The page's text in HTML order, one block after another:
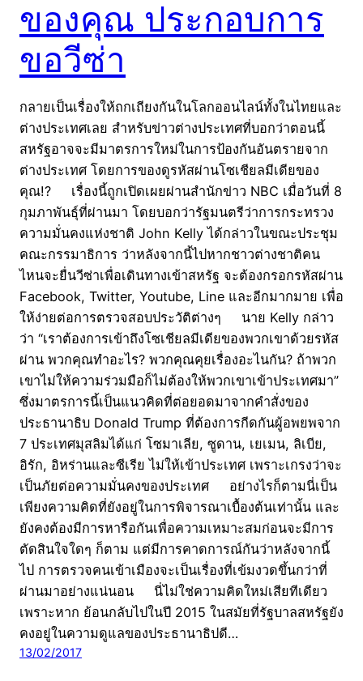
ของคุณ ประกอบการ
ขอวีซ่า
กลายเป็นเรื่องให้ถกเถียงกันในโลกออนไลน์ทั้งในไทยและ
ต่างประเทศเลย สำหรับข่าวต่างประเทศที่บอกว่าตอนนี้
สหรัฐอาจจะมีมาตรการใหม่ในการป้องกันอันตรายจาก
ต่างประเทศ โดยการของดูรหัสผ่านโซเชียลมีเดียของ
คุณ!? เรื่องนี้ถูกเปิดเผยผ่านสำนักข่าว NBC เมื่อวันที่ 8
กุมภาพันธุ์ที่ผ่านมา โดยบอกว่ารัฐมนตรีว่าการกระทรวง
ความมั่นคงแห่งชาติ John Kelly ได้กล่าวในขณะประชุม
คณะกรรมาธิการ ว่าหลังจากนี้ไปหากชาวต่างชาติคน
ไหนจะยื่นวีซ่าเพื่อเดินทางเข้าสหรัฐ จะต้องกรอกรหัสผ่าน
Facebook, Twitter, Youtube, Line และอีกมากมาย เพื่อ
ให้ง่ายต่อการตรวจสอบประวัติต่างๆ นาย Kelly กล่าว
ว่า “เราต้องการเข้าถึงโซเชียลมีเดียของพวกเขาด้วยรหัส
ผ่าน พวกคุณทำอะไร? พวกคุณคุยเรื่องอะไนกัน? ถ้าพวก
เขาไม่ให้ความร่วมมือก็ไม่ต้องให้พวกเขาเข้าประเทศมา”
ซึ่งมาตรการนี้เป็นแนวคิดที่ต่อยอดมาจากคำสั่งของ
ประธานาธิบ Donald Trump ที่ต้องการกีดกันผู้อพยพจาก
7 ประเทศมุสลิมได้แก่ โซมาเลีย, ซูดาน, เยเมน, ลิเบีย,
อิรัก, อิหร่านและซีเรีย ไม่ให้เข้าประเทศ เพราะเกรงว่าจะ
เป็นภัยต่อความมั่นคงของประเทศ อย่างไรก็ตามนี่เป็น
เพียงความคิดที่ยังอยู่ในการพิจารณาเบื้องต้นเท่านั้น และ
ยังคงต้องมีการหารือกันเพื่อความเหมาะสมก่อนจะมีการ
ตัดสินใจใดๆ ก็ตาม แต่มีการคาดการณ์กันว่าหลังจากนี้
ไป การตรวจคนเข้าเมืองจะเป็นเรื่องที่เข้มงวดขึ้นกว่าที่
ผ่านมาอย่างแน่นอน นี่ไม่ใช่ความคิดใหม่เสียทีเดียว
เพราะหาก ย้อนกลับไปในปี 2015 ในสมัยที่รัฐบาลสหรัฐยัง
คงอยู่ในความดูแลของประธานาธิปดี…
13/02/2017